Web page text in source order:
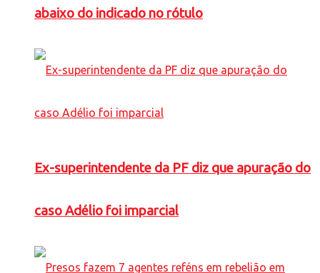
abaixo do indicado no rótulo
Ex-superintendente da PF diz que apuração do
caso Adélio foi imparcial